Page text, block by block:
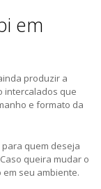
em
produzir a
intercalados que
e formato da
quem deseja
queira mudar o
seu ambiente.